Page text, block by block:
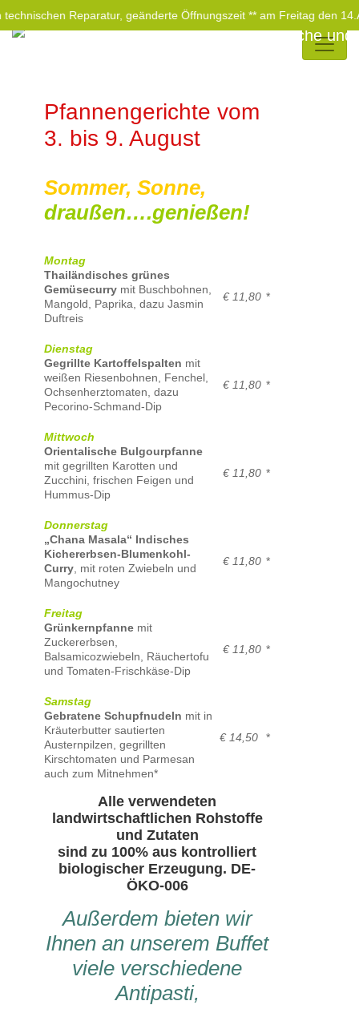
Pfannengerichte vom
3. bis 9. August
Sommer, Sonne,
draußen….genießen!
Montag
Thailändisches grünes
Gemüsecurry mit Buschbohnen,
Mangold, Paprika, dazu Jasmin
Duftreis
€ 11,80 *
Dienstag
Gegrillte Kartoffelspalten mit
weißen Riesenbohnen, Fenchel,
Ochsenherztomaten, dazu
Pecorino-Schmand-Dip
€ 11,80 *
Mittwoch
Orientalische Bulgourpfanne
mit gegrillten Karotten und
Zucchini, frischen Feigen und
Hummus-Dip
€ 11,80 *
Donnerstag
„Chana Masala“ Indisches
Kichererbsen-Blumenkohl-
Curry, mit roten Zwiebeln und
Mangochutney
€ 11,80 *
Freitag
Grünkernpfanne mit
Zuckererbsen,
Balsamicozwiebeln, Räuchertofu
und Tomaten-Frischkäse-Dip
€ 11,80 *
Samstag
Gebratene Schupfnudeln mit in
Kräuterbutter sautierten
Austernpilzen, gegrillten
Kirschtomaten und Parmesan
€ 14,50 *
auch zum Mitnehmen*
Alle verwendeten
landwirtschaftlichen Rohstoffe
und Zutaten
sind zu 100% aus kontrolliert
biologischer Erzeugung. DE-
ÖKO-006
Außerdem bieten wir
Ihnen an unserem Buffet
viele verschiedene
Antipasti,
Reparatur, geänderte Öffnungszeit ** am Freitag den